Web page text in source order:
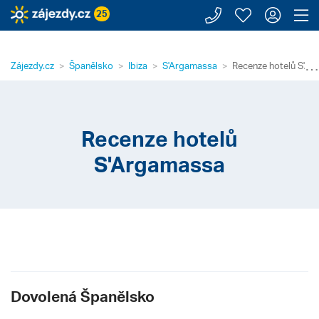
25 Zavolejte
Moje
⋯
Zájezdy.cz Španělsko Ibiza S'Argamassa Recenze hotelů
Recenze hotelů
S'Argamassa
Dovolená Španělsko